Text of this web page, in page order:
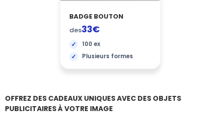
BADGE BOUTON
des33€
100 ex
Plusieurs formes
OFFREZ DES CADEAUX UNIQUES AVEC DES OBJETS
PUBLICITAIRES À VOTRE IMAGE